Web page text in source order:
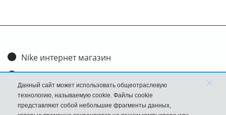
Nike интернет магазин
Доставка и оплата
Обмен и возврат
Размеры
Данный сайт может использовать общеотраслевую
технологию, называемую cookie. Файлы cookie
представляют собой небольшие фрагменты данных,
×